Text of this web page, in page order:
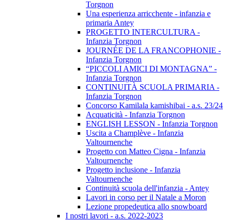
Torgnon
Una esperienza arricchente - infanzia e
primaria Antey
PROGETTO INTERCULTURA -
Infanzia Torgnon
JOURNÉE DE LA FRANCOPHONIE -
Infanzia Torgnon
“PICCOLI AMICI DI MONTAGNA” -
Infanzia Torgnon
CONTINUITÀ SCUOLA PRIMARIA -
Infanzia Torgnon
Concorso Kamilala kamishibai - a.s. 23/24
Acquaticità - Infanzia Torgnon
ENGLISH LESSON - Infanzia Torgnon
Uscita a Champlève - Infanzia
Valtournenche
Progetto con Matteo Cigna - Infanzia
Valtournenche
Progetto inclusione - Infanzia
Valtournenche
Continuità scuola dell'infanzia - Antey
Lavori in corso per il Natale a Moron
Lezione propedeutica allo snowboard
I nostri lavori - a.s. 2022-2023